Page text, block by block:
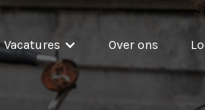
Vacatures Over ons